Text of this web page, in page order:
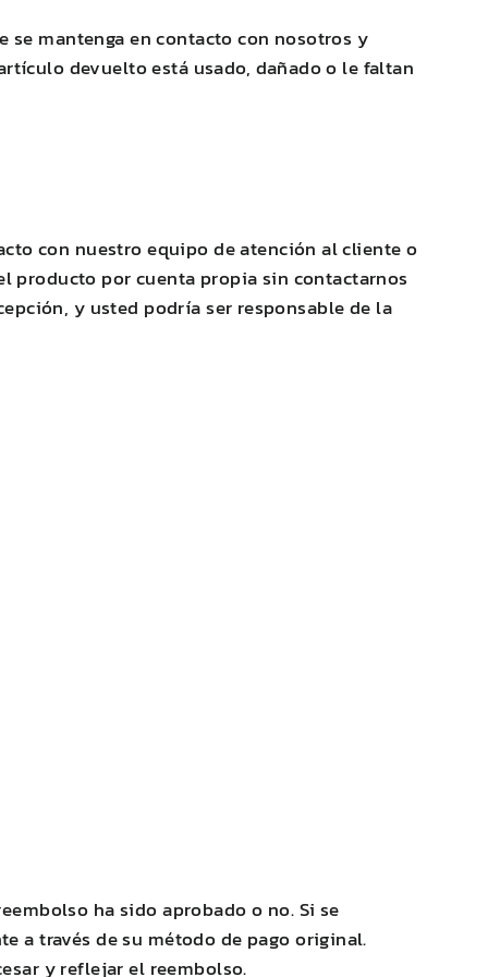
se mantenga en contacto con nosotros y
devuelto está usado, dañado o le faltan
con nuestro equipo de atención al cliente o
producto por cuenta propia sin contactarnos
y usted podría ser responsable de la
ha sido aprobado o no. Si se
a través de su método de pago original.
y reflejar el reembolso.